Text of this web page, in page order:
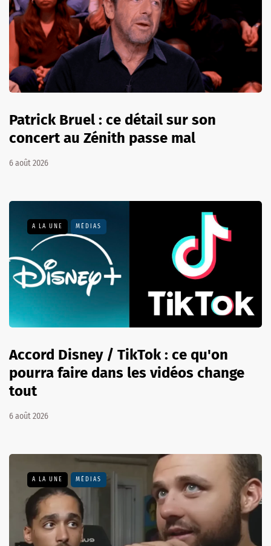
Patrick Bruel : ce détail sur son
concert au Zénith passe mal
6 août 2026
A LA UNE MÉDIAS
Accord Disney / TikTok : ce qu'on
pourra faire dans les vidéos change
tout
6 août 2026
A LA UNE MÉDIAS